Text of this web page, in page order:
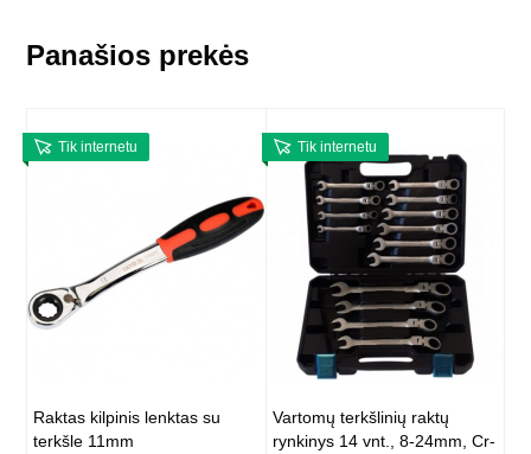
Panašios prekės
Tik internetu
Raktas kilpinis lenktas su
terkšle 11mm
Tik internetu
Vartomų terkšlinių raktų
rynkinys 14 vnt., 8-24mm, Cr-